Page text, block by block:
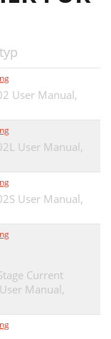
User Manual,
User Manual,
User Manual,
Current
Manual,